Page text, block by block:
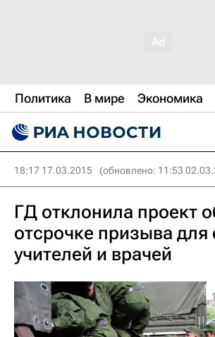
Политика В мире Экономика
18:17 17.03.2015 (обновлено: 11:53
ГД отклонила проект
отсрочке призыва для
учителей и врачей